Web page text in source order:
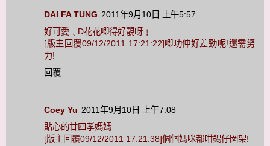
DAI FA TUNG 2011年9月10日 上午5:57
好可愛﹑D花花唧得好靚呀﹗
[版主回覆09/12/2011 17:21:22]唧功仲好差勁呢!還需努
力!
回覆
Coey Yu 2011年9月10日 上午7:08
貼心的廿四孝媽媽
[版主回覆09/12/2011 17:21:38]個個媽咪都咁錫仔囡架!